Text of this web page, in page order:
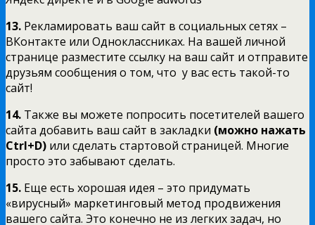
13. Рекламировать ваш сайт в социальных сетях –
ВКонтакте или Одноклассниках. На вашей личной
странице разместите ссылку на ваш сайт и отправите
друзьям сообщения о том, что у вас есть такой-то
сайт!
14. Также вы можете попросить посетителей вашего
сайта добавить ваш сайт в закладки (можно нажать
Ctrl+D) или cделать стартовой страницей. Многие
просто это забывают сделать.
15. Еще есть хорошая идея – это придумать
«вирусный» маркетинговый метод продвижения
вашего сайта. Это конечно не из легких задач, но